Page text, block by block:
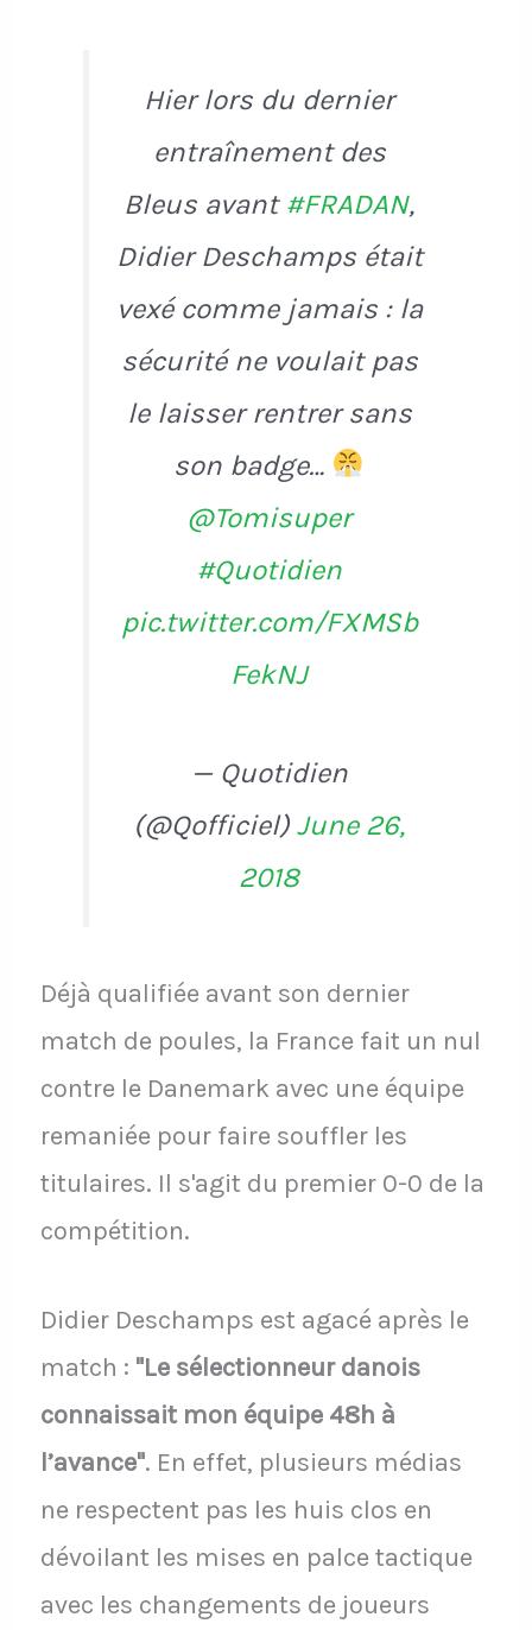
Hier lors du dernier
entraînement des
Bleus avant #FRADAN,
Didier Deschamps était
vexé comme jamais : la
sécurité ne voulait pas
le laisser rentrer sans
son badge…
@Tomisuper
#Quotidien
pic.twitter.com/FXMSb
FekNJ
— Quotidien
(@Qofficiel) June 26,
2018
Déjà qualifiée avant son dernier
match de poules, la France fait un nul
contre le Danemark avec une équipe
remaniée pour faire souffler les
titulaires. Il s'agit du premier 0-0 de la
compétition.
Didier Deschamps est agacé après le
match : "Le sélectionneur danois
connaissait mon équipe 48h à
l’avance". En effet, plusieurs médias
ne respectent pas les huis clos en
dévoilant les mises en palce tactique
avec les changements de joueurs